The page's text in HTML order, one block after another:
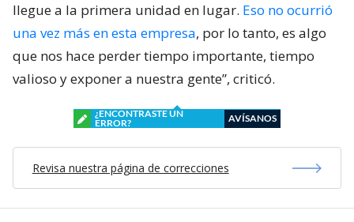
llegue a la primera unidad en lugar. Eso no ocurrió
una vez más en esta empresa, por lo tanto, es algo
que nos hace perder tiempo importante, tiempo
valioso y exponer a nuestra gente”, criticó.
¿ENCONTRASTE UN
ERROR?
AVÍSANOS
Revisa nuestra página de correcciones